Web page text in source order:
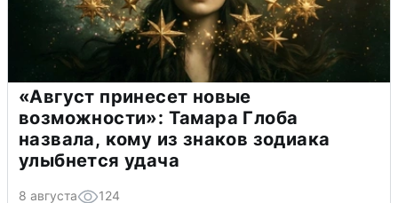
«Август принесет новые
возможности»: Тамара Глоба
назвала, кому из знаков зодиака
улыбнется удача
8 августа 124